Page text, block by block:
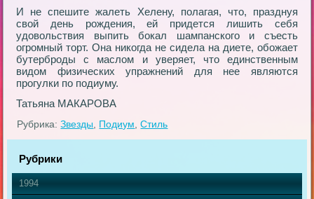
И не спешите жалеть Хeлену, полагая, что, празднуя
свой день рождения, ей придется лишить себя
удовольствия выпить бокал шампанского и съесть
огромный торт. Она никогда не сидела на диете, обожает
бутерброды с маслом и уверяет, что единственным
видом физических упражнений для нее являются
прогулки по подиуму.
Татьяна МАКАРОВА
Рубрика: Звезды, Подиум,Стиль
Рубрики
1994